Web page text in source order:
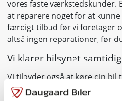
vores faste værkstedskunder.
at reparere noget for at
færdigt tilbud før vi foretager
altså ingen reparationer, før
Vi klarer bilsynet samtidig
Vi tilbyder også at køre din bil
for 625 kr. inkl. synsgebyr. Så